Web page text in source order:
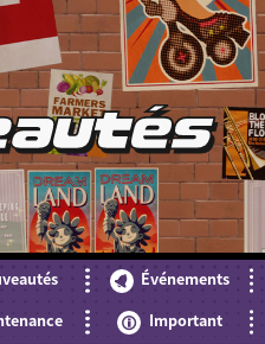
Événements
Important